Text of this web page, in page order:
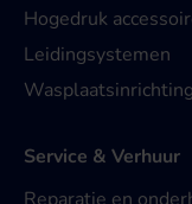
Hogedruk
Leidingsystemen
Wasplaatsinrichting
Service & Verhuur